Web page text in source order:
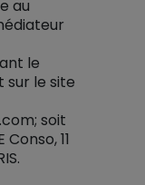
au
le
le site
soit
11